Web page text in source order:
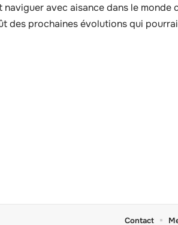
avec aisance dans le monde
des prochaines évolutions qui
Contact